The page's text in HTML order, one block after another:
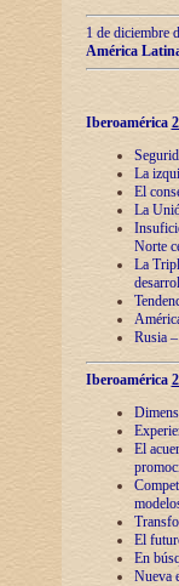
1 de diciembre
América
Iberoamérica
La
El
La
Norte
La
Rusia
Iberoamérica
El
El
En
Nueva